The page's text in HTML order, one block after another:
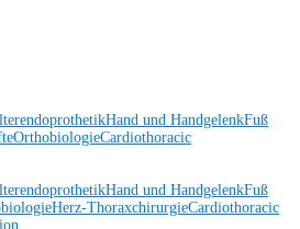
Hand und HandgelenkFuß
OrthobiologieCardiothoracic
Hand und HandgelenkFuß
Herz-ThoraxchirurgieCardiothoracic